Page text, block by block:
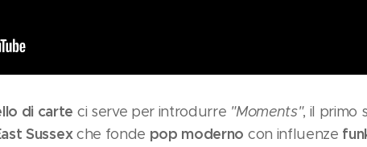
di carte ci serve per introdurre "Moments", il primo
Sussexche fonde pop moderno con influenze